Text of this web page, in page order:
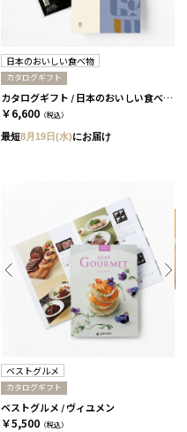
日本のおいしい食べ物
カタログギフト
カタログギフト / 日本のおいしい食べ物 全9種類 藍
￥6,600 （税込）
最短8月19日(水)にお届け
ベストグルメ
カタログギフト
ベストグルメ / ヴィユメン
￥5,500 （税込）